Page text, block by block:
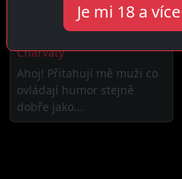
Darina, 26 let
Charváty
Ahoj! Přitahují mě muži co
ovládají humor stejně
dobře jako...
Je mi 18 a více